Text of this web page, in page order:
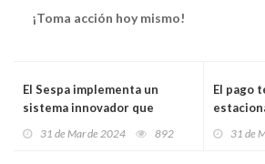
¡Toma acción hoy mismo!
El Sespa implementa un
sistema innovador que
31 de Mar de 2024 892
El pago
31 de